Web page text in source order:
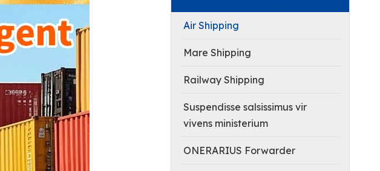
Air Shipping
Mare Shipping
Railway Shipping
Suspendisse salsissimus vir
vivens ministerium
ONERARIUS Forwarder